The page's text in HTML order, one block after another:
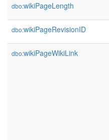
dbo:wikiPageLength
dbo:wikiPageRevisionID
dbo:wikiPageWikiLink